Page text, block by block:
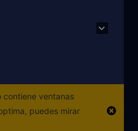
contiene ventanas
puedes mirar